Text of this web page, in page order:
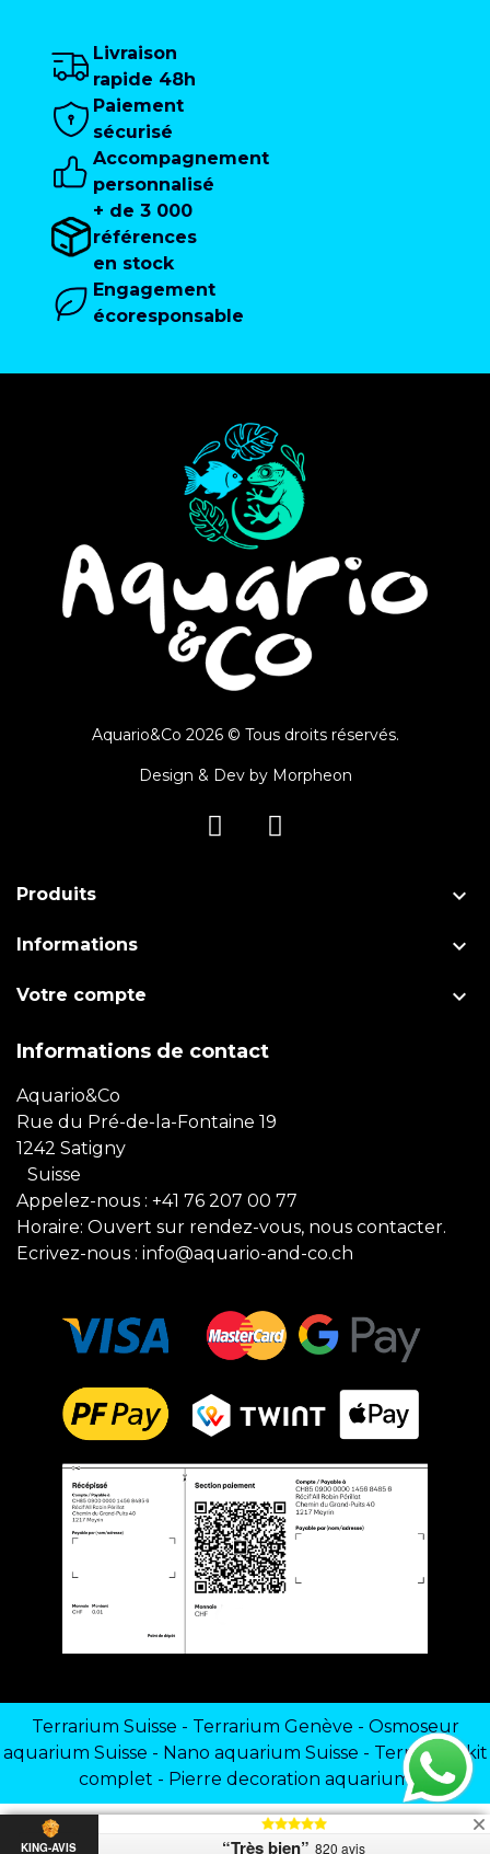
Livraison
rapide 48h
Paiement
sécurisé
Accompagnement
personnalisé
+ de 3 000
références
en stock
Engagement
écoresponsable
Aquario&Co 2026 © Tous droits réservés.
Design & Dev by Morpheon
Produits 
Informations 
Votre compte 
Informations de contact
Aquario&Co
Rue du Pré-de-la-Fontaine 19
1242 Satigny
Suisse
Appelez-nous : +41 76 207 00 77
Horaire: Ouvert sur rendez-vous, nous contacter.
Ecrivez-nous : info@aquario-and-co.ch
Terrarium Suisse - Terrarium Genève - Osmoseur
aquarium Suisse - Nano aquarium Suisse - Terrarium kit
complet - Pierre decoration aquarium
KING-AVIS “Très bien” 820 avis